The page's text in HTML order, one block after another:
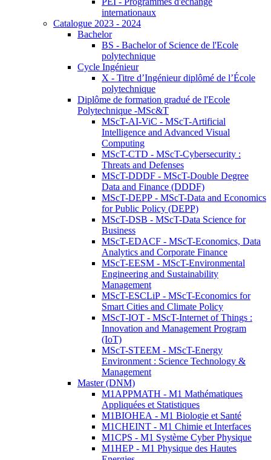
internationaux
Catalogue 2023 - 2024
Bachelor
BS - Bachelor of Science de l'Ecole
polytechnique
Cycle Ingénieur
X - Titre d’Ingénieur diplômé de l’École
polytechnique
Diplôme de formation gradué de l'Ecole
Polytechnique -MSc&T
MScT-AI-ViC - MScT-Artificial
Intelligence and Advanced Visual
Computing
MScT-CTD - MScT-Cybersecurity :
Threats and Defenses
MScT-DDDF - MScT-Double Degree
Data and Finance (DDDF)
MScT-DEPP - MScT-Data and Economics
for Public Policy (DEPP)
MScT-DSB - MScT-Data Science for
Business
MScT-EDACF - MScT-Economics, Data
Analytics and Corporate Finance
MScT-EESM - MScT-Environmental
Engineering and Sustainability
Management
MScT-ESCLiP - MScT-Economics for
Smart Cities and Climate Policy
MScT-IOT - MScT-Internet of Things :
Innovation and Management Program
(IoT)
MScT-STEEM - MScT-Energy
Environment : Science Technology &
Management
Master (DNM)
M1APPMATH - M1 Mathématiques
Appliquées et Statistiques
M1BIOHEA - M1 Biologie et Santé
M1CHEINT - M1 Chimie et Interfaces
M1CPS - M1 Système Cyber Physique
M1HEP - M1 Physique des Hautes